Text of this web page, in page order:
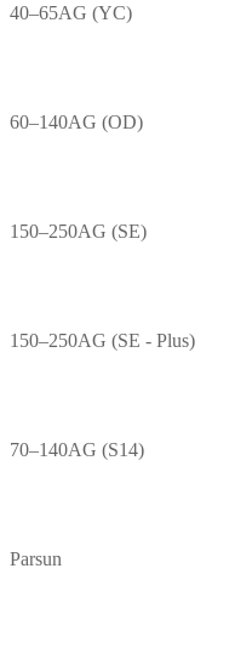
40–65AG (YC)
60–140AG (OD)
150–250AG (SE)
150–250AG (SE - Plus)
70–140AG (S14)
Parsun